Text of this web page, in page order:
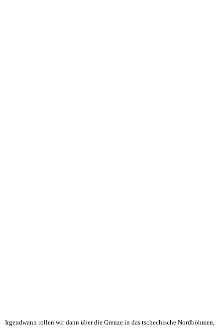
Irgendwann rollen wir dann über die Grenze in das tschechische Nordböhmen,